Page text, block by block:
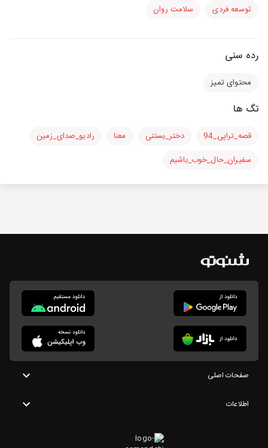
توسعه فردی سلامت روان
رده سنی
محتوای تمیز
تگ ها
قصه_تراپی_94 دختر_بستنی معنا
رادیو_صدای_زمین
سفیران_حال_خوب_باشیم
صفحات اصلی
اطلاعات